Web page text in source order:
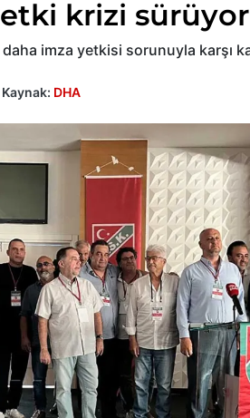
krizi sürüyor
imza yetkisi sorunuyla karşı
Kaynak: DHA